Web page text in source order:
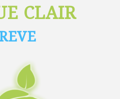
CLAIR